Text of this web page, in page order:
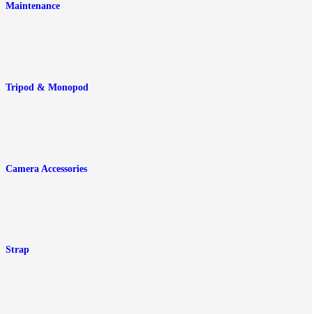
Maintenance
Tripod & Monopod
Camera Accessories
Strap